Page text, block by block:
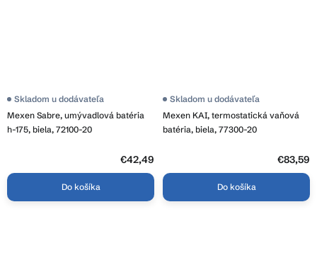
Mexen Sabre, umývadlová batéria
h-175, biela, 72100-20
Skladom u dodávateľa
€42,49
Do košíka
Mexen KAI, termostatická vaňová
batéria, biela, 77300-20
Skladom u dodávateľa
€83,59
Do košíka